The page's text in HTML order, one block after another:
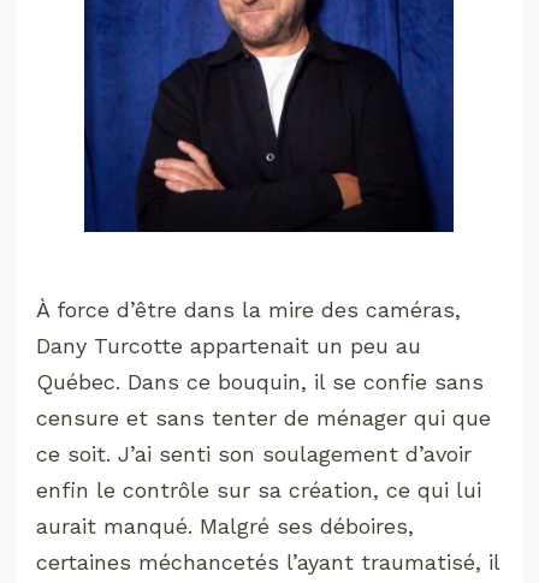
À force d’être dans la mire des caméras,
Dany Turcotte appartenait un peu au
Québec. Dans ce bouquin, il se confie sans
censure et sans tenter de ménager qui que
ce soit. J’ai senti son soulagement d’avoir
enfin le contrôle sur sa création, ce qui lui
aurait manqué. Malgré ses déboires,
certaines méchancetés l’ayant traumatisé, il